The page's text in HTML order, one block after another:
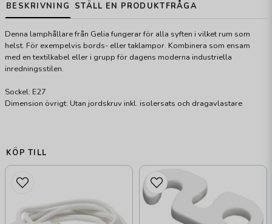
BESKRIVNING STÄLL EN PRODUKTFRÅGA
Denna lamphållare från Gelia fungerar för alla syften i vilket rum som
helst. För exempelvis bords- eller taklampor. Kombinera som ensam
med en textilkabel eller i grupp för dagens moderna industriella
inredningsstilen.
Sockel: E27
Dimension övrigt: Utan jordskruv inkl. isolersats och dragavlastare
KÖP TILL